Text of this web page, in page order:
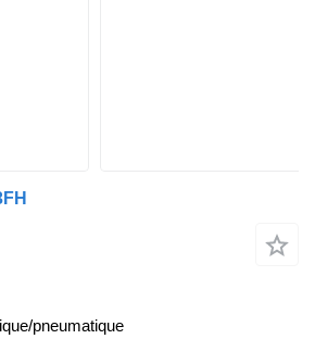
pneumatique